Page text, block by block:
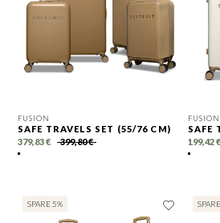
FUSION
SAFE TRAVELS SET (55/76 CM)
379,83 €
399,80 €
FUSION
SAFE
199,42 €
SPARE 5%